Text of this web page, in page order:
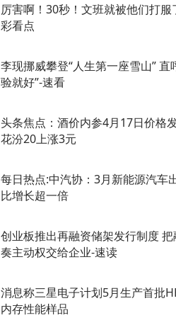
厉害啊！30秒！文班就被他们打
彩看点
李现挪威攀登“人生第一座雪山” 直
验就好”-速看
头条焦点：酒价内参4月17日价格
花汾20上涨3元
每日热点:中汽协：3月新能源汽车
比增长超一倍
创业板推出再融资储架发行制度
奏主动权交给企业-速读
消息称三星电子计划5月生产首批
内存性能样品